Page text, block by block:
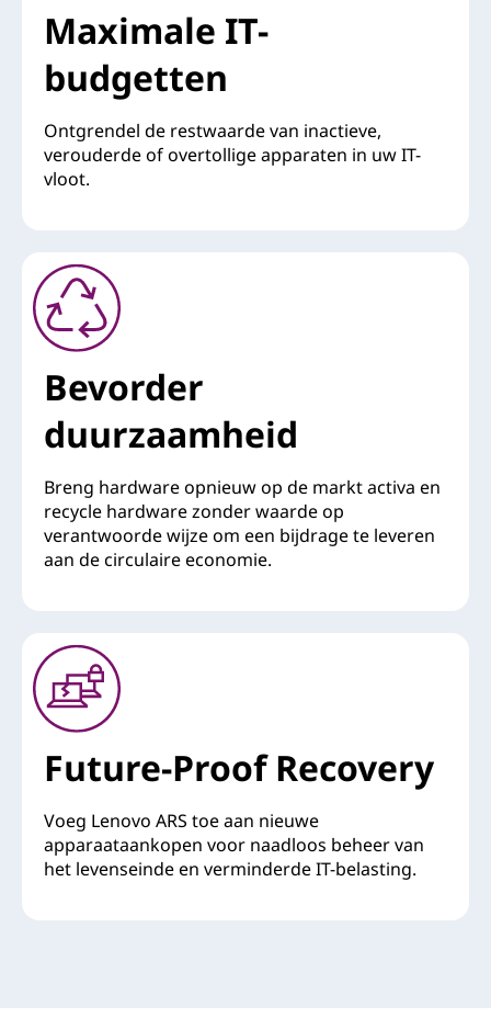
Maximale IT-
budgetten
Ontgrendel de restwaarde van inactieve,
verouderde of overtollige apparaten in uw IT-
vloot.
Bevorder
duurzaamheid
Breng hardware opnieuw op de markt activa en
recycle hardware zonder waarde op
verantwoorde wijze om een bijdrage te leveren
aan de circulaire economie.
Future-Proof Recovery
Voeg Lenovo ARS toe aan nieuwe
apparaataankopen voor naadloos beheer van
het levenseinde en verminderde IT-belasting.